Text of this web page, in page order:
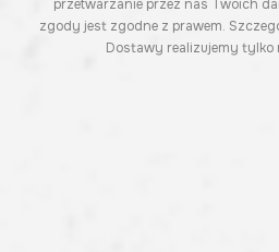
przetwarzanie przez nas Twoich
zgody jest zgodne z prawem.
Dostawy realizujemy tylko